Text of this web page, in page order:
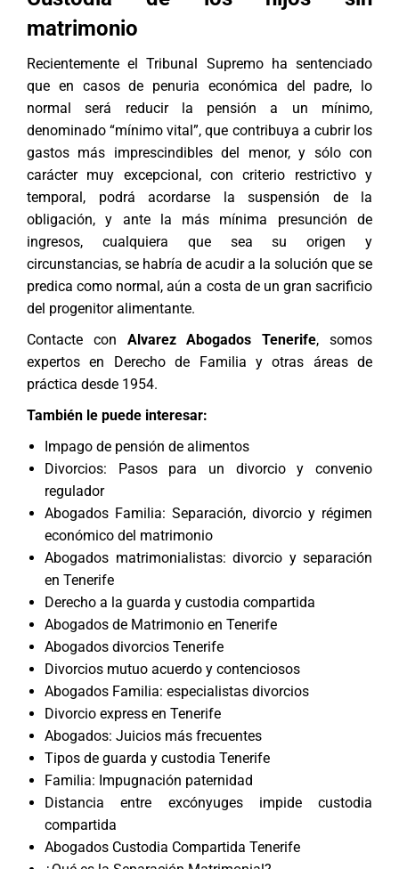
matrimonio
Recientemente el Tribunal Supremo ha sentenciado
que en casos de penuria económica del padre, lo
normal será reducir la pensión a un mínimo,
denominado “mínimo vital”, que contribuya a cubrir los
gastos más imprescindibles del menor, y sólo con
carácter muy excepcional, con criterio restrictivo y
temporal, podrá acordarse la suspensión de la
obligación, y ante la más mínima presunción de
ingresos, cualquiera que sea su origen y
circunstancias, se habría de acudir a la solución que se
predica como normal, aún a costa de un gran sacrificio
del progenitor alimentante.
Contacte con Alvarez Abogados Tenerife, somos
expertos en Derecho de Familia y otras áreas de
práctica desde 1954.
También le puede interesar:
Impago de pensión de alimentos
Divorcios: Pasos para un divorcio y convenio
regulador
Abogados Familia: Separación, divorcio y régimen
económico del matrimonio
Abogados matrimonialistas: divorcio y separación
en Tenerife
Derecho a la guarda y custodia compartida
Abogados de Matrimonio en Tenerife
Abogados divorcios Tenerife
Divorcios mutuo acuerdo y contenciosos
Abogados Familia: especialistas divorcios
Divorcio express en Tenerife
Abogados: Juicios más frecuentes
Tipos de guarda y custodia Tenerife
Familia: Impugnación paternidad
Distancia entre excónyuges impide custodia
compartida
Abogados Custodia Compartida Tenerife